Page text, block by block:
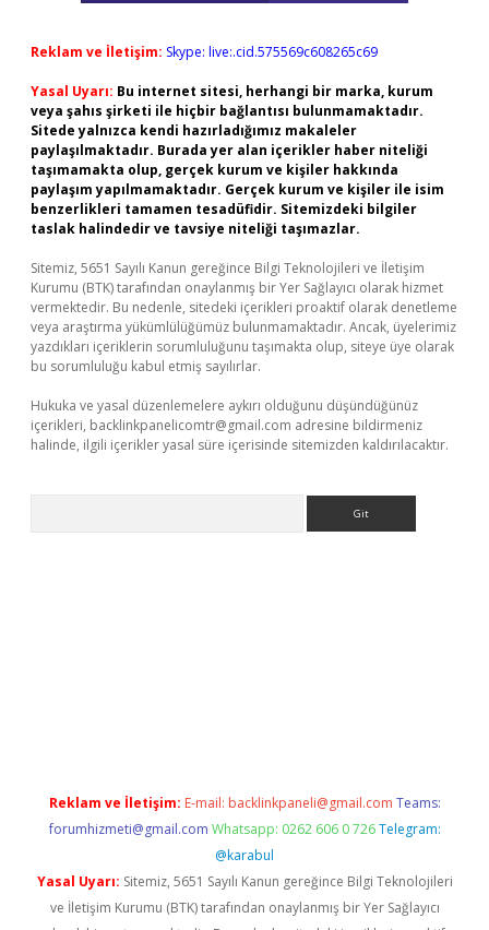
Reklam ve İletişim: Skype: live:.cid.575569c608265c69
Yasal Uyarı: Bu internet sitesi, herhangi bir marka, kurum
veya şahıs şirketi ile hiçbir bağlantısı bulunmamaktadır.
Sitede yalnızca kendi hazırladığımız makaleler
paylaşılmaktadır. Burada yer alan içerikler haber niteliği
taşımamakta olup, gerçek kurum ve kişiler hakkında
paylaşım yapılmamaktadır. Gerçek kurum ve kişiler ile isim
benzerlikleri tamamen tesadüfidir. Sitemizdeki bilgiler
taslak halindedir ve tavsiye niteliği taşımazlar.
Sitemiz, 5651 Sayılı Kanun gereğince Bilgi Teknolojileri ve İletişim
Kurumu (BTK) tarafından onaylanmış bir Yer Sağlayıcı olarak hizmet
vermektedir. Bu nedenle, sitedeki içerikleri proaktif olarak denetleme
veya araştırma yükümlülüğümüz bulunmamaktadır. Ancak, üyelerimiz
yazdıkları içeriklerin sorumluluğunu taşımakta olup, siteye üye olarak
bu sorumluluğu kabul etmiş sayılırlar.
Hukuka ve yasal düzenlemelere aykırı olduğunu düşündüğünüz
içerikleri, backlinkpanelicomtr@gmail.com adresine bildirmeniz
halinde, ilgili içerikler yasal süre içerisinde sitemizden kaldırılacaktır.
Reklam ve İletişim: E-mail: backlinkpaneli@gmail.com Teams:
forumhizmeti@gmail.com Whatsapp: 0262 606 0 726 Telegram:
@karabul
Yasal Uyarı: Sitemiz, 5651 Sayılı Kanun gereğince Bilgi Teknolojileri
ve İletişim Kurumu (BTK) tarafından onaylanmış bir Yer Sağlayıcı